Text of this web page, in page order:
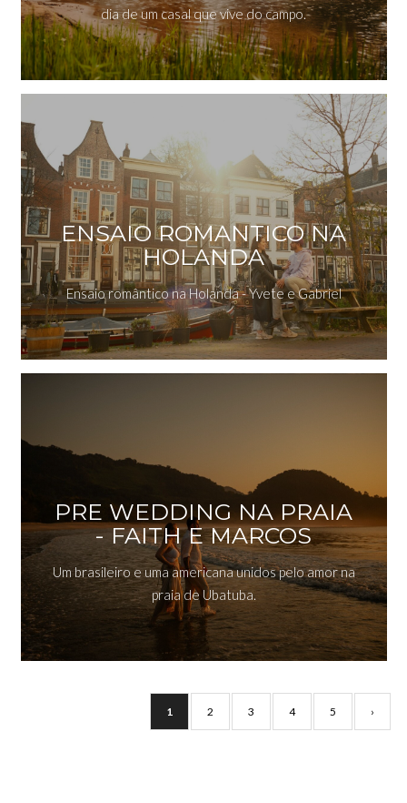
dia de um casal que vive do campo.
ENSAIO ROMANTICO NA
HOLANDA
Ensaio romântico na Holanda - Yvete e Gabriel
PRE WEDDING NA PRAIA
- FAITH E MARCOS
Um brasileiro e uma americana unidos pelo amor na
praia de Ubatuba.
1 2 3 4 5 ›